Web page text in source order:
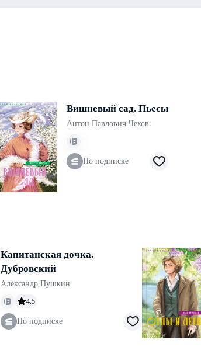
Вишневый сад. Пьесы
Антон Павлович Чехов
По подписке
Капитанская дочка.
Дубровский
Александр Пушкин
4.5
По подписке